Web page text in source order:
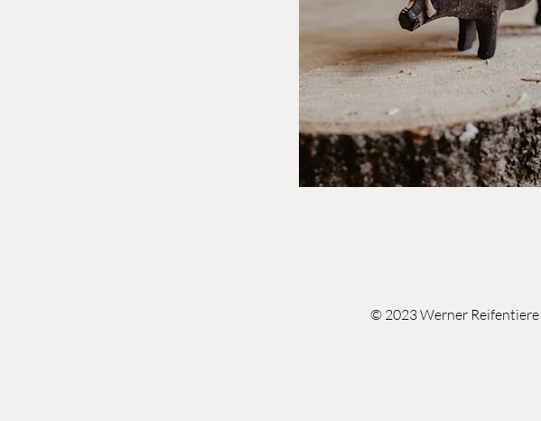
© 2023 Werner Reifentiere